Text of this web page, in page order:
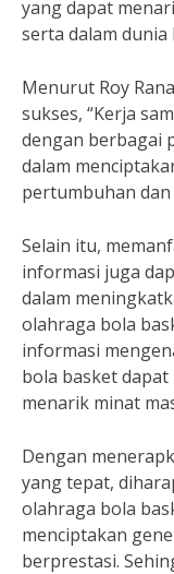
yang dapat
serta dalam dunia
Menurut Roy
sukses, “Kerja
dengan berbagai
dalam
pertumbuhan
Selain itu,
informasi juga
dalam
olahraga bola
informasi
bola basket
menarik minat
Dengan
yang tepat,
olahraga bola
menciptakan
berprestasi.